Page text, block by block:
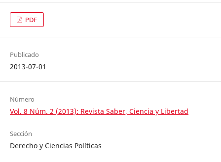
PDF
Publicado
2013-07-01
Número
Vol. 8 Núm. 2 (2013): Revista Saber, Ciencia y Libertad
Sección
Derecho y Ciencias Políticas